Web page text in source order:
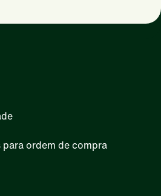
ordem de compra